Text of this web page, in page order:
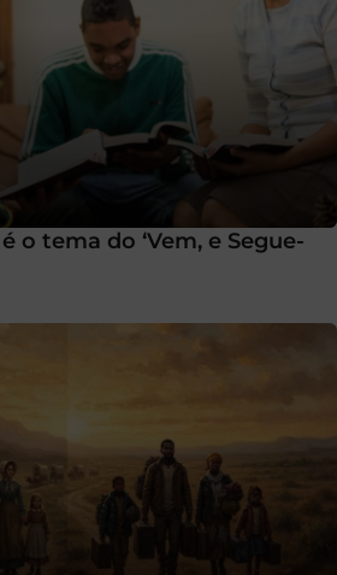
o tema do ‘Vem, e Segue-